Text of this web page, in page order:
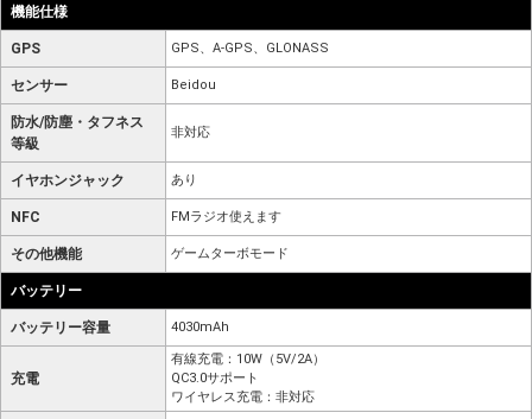
機能仕様
GPS GPS、A-GPS、GLONASS
センサー Beidou
防水/防塵・タフネス
等級
非対応
イヤホンジャック あり
NFC FMラジオ使えます
その他機能 ゲームターボモード
バッテリー
バッテリー容量 4030mAh
充電
有線充電：10W（5V/2A）
QC3.0サポート
ワイヤレス充電：非対応